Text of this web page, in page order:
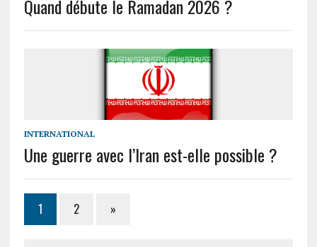
Quand débute le Ramadan 2026 ?
INTERNATIONAL
Une guerre avec l’Iran est-elle possible ?
1 2 »